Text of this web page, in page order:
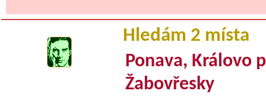
Hledám 2 místa
Ponava, Královo
Žabovřesky